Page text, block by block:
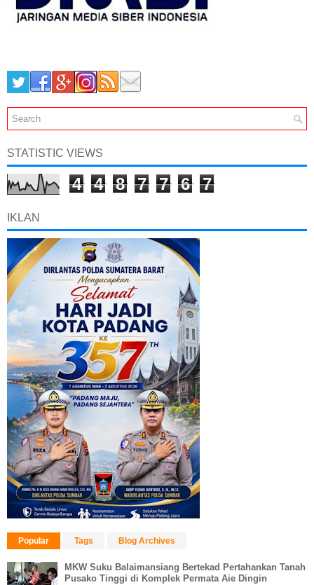
STATISTIC VIEWS
4 4 8 7 7 6 7
IKLAN
Popular Tags Blog Archives
MKW Suku Balaimansiang Bertekad Pertahankan Tanah
Pusako Tinggi di Komplek Permata Aie Dingin